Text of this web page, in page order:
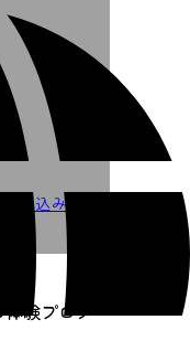
し込みく
験プログ